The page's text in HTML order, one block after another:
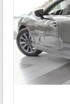
МУЗЫКА
БИБЛИЯ
ОПРОСЫ
НОВОСТИ